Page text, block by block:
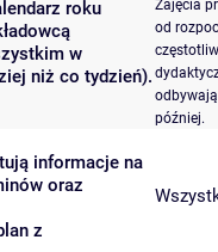
roku
w
niż co tydzień).
Zajęcia
od
później.
informacje na
oraz
z